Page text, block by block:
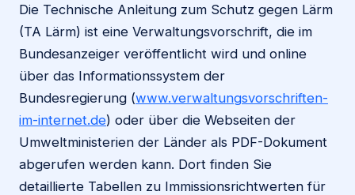
Die Technische Anleitung zum Schutz gegen Lärm
(TA Lärm) ist eine Verwaltungsvorschrift, die im
Bundesanzeiger veröffentlicht wird und online
über das Informationssystem der
Bundesregierung (www.verwaltungsvorschriften-
im-internet.de) oder über die Webseiten der
Umweltministerien der Länder als PDF-Dokument
abgerufen werden kann. Dort finden Sie
detaillierte Tabellen zu Immissionsrichtwerten für